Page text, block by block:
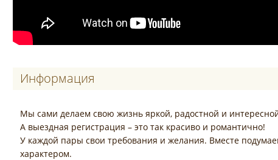
Информация
Мы сами делаем свою жизнь яркой, радостной и
А выездная регистрация – это так красиво и романтично!
У каждой пары свои требования и желания. Вместе
характером.